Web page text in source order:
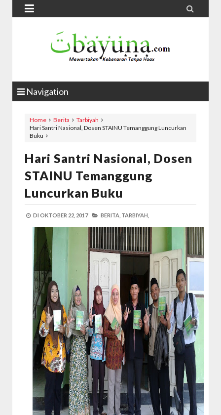
 
Navigation
Home Berita
Tarbiyah
Hari Santri Nasional, Dosen STAINU Temanggung Luncurkan
Buku
Hari Santri Nasional, Dosen
STAINU Temanggung
Luncurkan Buku
DI OKTOBER 22, 2017 BERITA, TARBIYAH,